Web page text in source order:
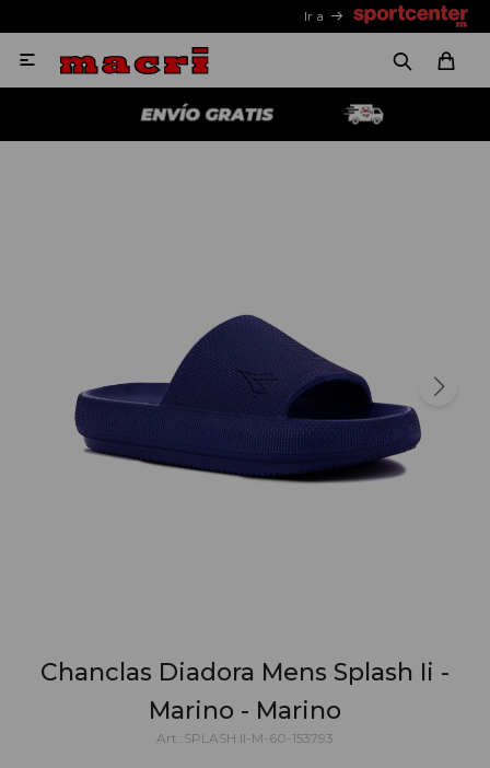
Ir a

Chanclas Diadora Mens Splash Ii -
Marino - Marino
SPLASH II-M-60-153793